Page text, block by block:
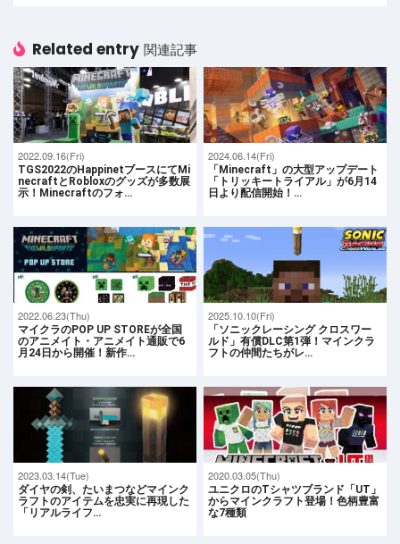
Related entry 関連記事
2022.09.16(Fri)
TGS2022のHappinetブースにてMi
necraftとRobloxのグッズが多数展
示！Minecraftのフォ…
2024.06.14(Fri)
「Minecraft」の大型アップデート
「トリッキートライアル」が6月14
日より配信開始！…
2022.06.23(Thu)
マイクラのPOP UP STOREが全国
のアニメイト・アニメイト通販で6
月24日から開催！新作…
2025.10.10(Fri)
「ソニックレーシング クロスワー
ルド」有償DLC第1弾！マインクラ
フトの仲間たちがレ…
2023.03.14(Tue)
ダイヤの剣、たいまつなどマインク
ラフトのアイテムを忠実に再現した
「リアルライフ…
2020.03.05(Thu)
ユニクロのTシャツブランド「UT」
からマインクラフト登場！色柄豊富
な7種類